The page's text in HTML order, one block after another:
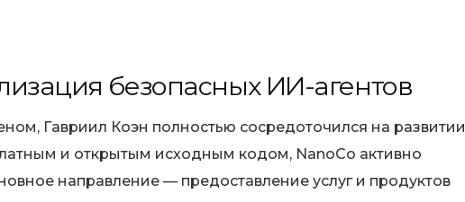
безопасных ИИ-агентов
Гавриил Коэн полностью сосредоточился на развитии
и открытым исходным кодом, NanoCo активно
направление — предоставление услуг и продуктов